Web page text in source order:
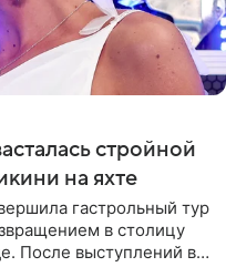
стройной
на яхте
гастрольный тур
в столицу
После выступлений в